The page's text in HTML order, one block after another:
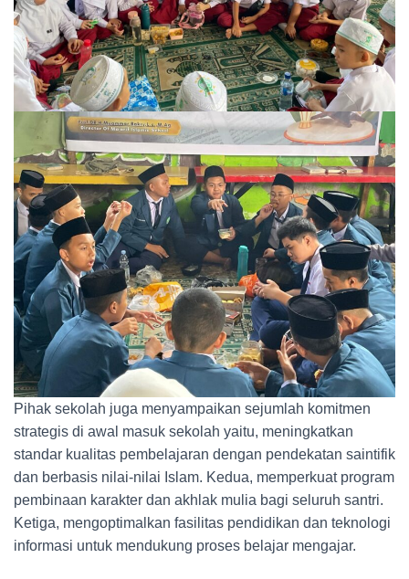
Pihak sekolah juga menyampaikan sejumlah komitmen
strategis di awal masuk sekolah yaitu, meningkatkan
standar kualitas pembelajaran dengan pendekatan saintifik
dan berbasis nilai-nilai Islam. Kedua, memperkuat program
pembinaan karakter dan akhlak mulia bagi seluruh santri.
Ketiga, mengoptimalkan fasilitas pendidikan dan teknologi
informasi untuk mendukung proses belajar mengajar.